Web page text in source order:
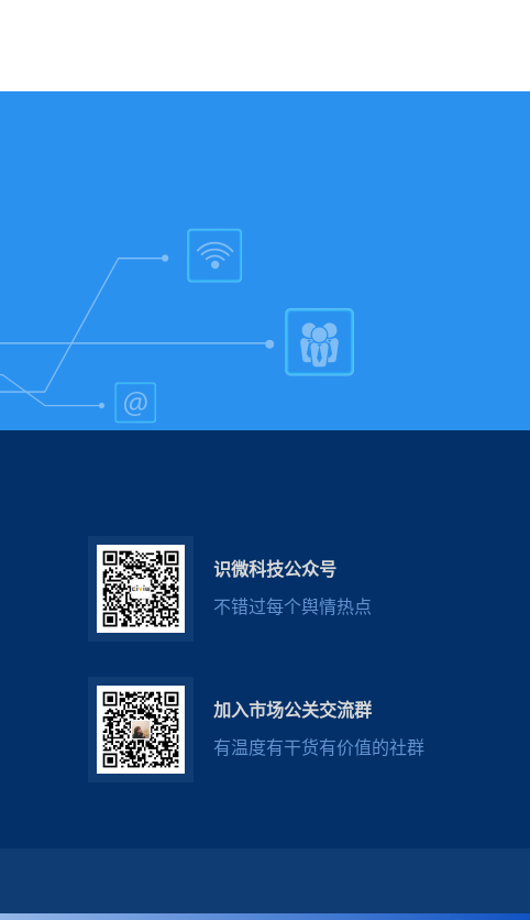
识微科技公众号
不错过每个舆情热点
加入市场公关交流群
有温度有干货有价值的社群